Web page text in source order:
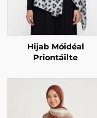
Hijab Móidéal
Priontáilte